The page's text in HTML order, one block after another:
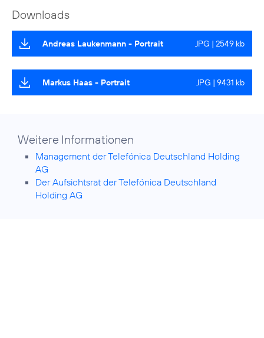
Downloads
Andreas Laukenmann - Portrait JPG | 2549 kb
Markus Haas - Portrait JPG | 9431 kb
Weitere Informationen
Management der Telefónica Deutschland Holding
AG
Der Aufsichtsrat der Telefónica Deutschland
Holding AG